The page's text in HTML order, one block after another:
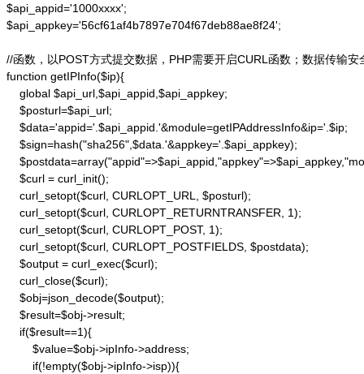
$api_appid='1000xxxx';
$api_appkey='56cf61af4b7897e704f67deb88ae8f24';
//函数，以POST方式提交数据，PHP需要开启CURL函数；数据传输安
function getIPInfo($ip){
    global $api_url,$api_appid,$api_appkey;
    $posturl=$api_url;
    $data='appid='.$api_appid.'&module=getIPAddressInfo&ip='.$ip;
    $sign=hash("sha256",$data.'&appkey='.$api_appkey);
    $curl = curl_init();
    curl_setopt($curl, CURLOPT_URL, $posturl);
    curl_setopt($curl, CURLOPT_RETURNTRANSFER, 1);
    curl_setopt($curl, CURLOPT_POST, 1);
    curl_setopt($curl, CURLOPT_POSTFIELDS, $postdata);
    $output = curl_exec($curl);
    curl_close($curl);
    $obj=json_decode($output);
    $result=$obj->result;
    if($result==1){
        $value=$obj->ipInfo->address;
        if(!empty($obj->ipInfo->isp)){